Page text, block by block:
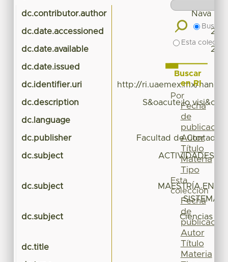
dc.contributor.author Nava
dc.date.accessioned
dc.date.available
dc.date.issued
dc.identifier.uri http://ri.uaemex.mx/
dc.description S&oacute;lo
dc.language
dc.publisher Facultad de
dc.subject ACTIVIDADES
dc.subject
MAESTRÍA EN
SISTEMAS
dc.subject Ciencias
dc.title
Buscar
Esta
Buscar
en RI
Por
Fecha
de
publicación
Autor
Título
Materia
Tipo
Esta
colección
Fecha
de
publicación
Autor
Título
Materia